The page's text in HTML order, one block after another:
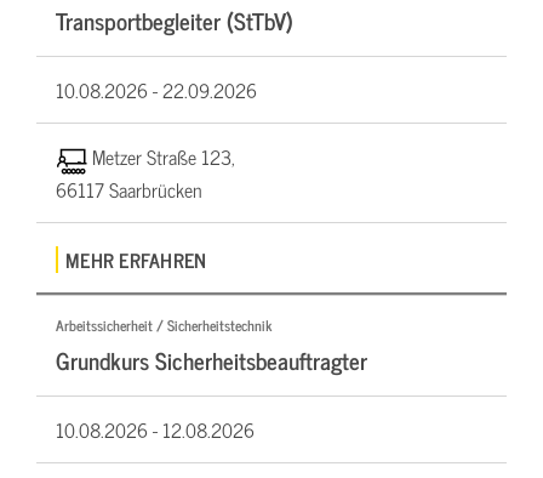
Transportbegleiter (StTbV)
10.08.2026 -22.09.2026
Metzer Straße 123,
66117 Saarbrücken
MEHR ERFAHREN
Arbeitssicherheit / Sicherheitstechnik
Grundkurs Sicherheitsbeauftragter
10.08.2026 -12.08.2026